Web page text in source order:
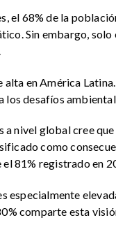
el 68% de la
Sin embargo,
en América
los desafíos
a nivel global cree
como
81% registrado en
especialmente
comparte esta